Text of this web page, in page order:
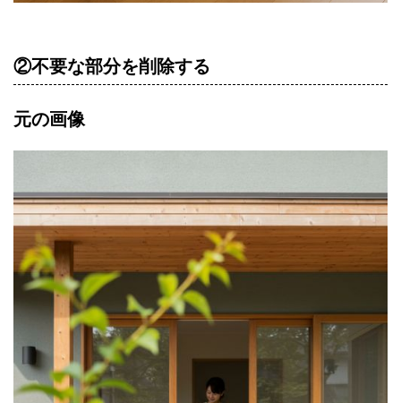
②不要な部分を削除する
元の画像